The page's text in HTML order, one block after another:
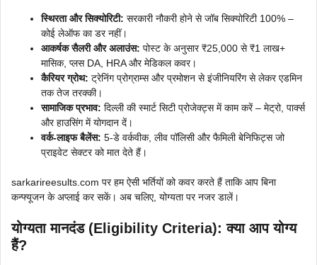
स्थिरता और सिक्योरिटी: सरकारी नौकरी होने से जॉब सिक्योरिटी 100% –
कोई लेऑफ का डर नहीं।
आकर्षक सैलरी और अलाउंस: पोस्ट के अनुसार ₹25,000 से ₹1 लाख+
मासिक, प्लस DA, HRA और मेडिकल कवर।
कैरियर ग्रोथ: ट्रेनिंग प्रोग्राम्स और प्रमोशन से इंजीनियरिंग से लेकर एडमिन
तक तेज तरक्की।
सामाजिक प्रभाव: दिल्ली की स्मार्ट सिटी प्रोजेक्ट्स में काम करें – मेट्रो, पार्क्स
और हाउसिंग में योगदान दें।
वर्क-लाइफ बैलेंस: 5-डे वर्कवीक, लीव पॉलिसी और फैमिली बेनिफिट्स जो
प्राइवेट सेक्टर को मात देते हैं।
sarkarireesults.com पर हम ऐसी भर्तियों को कवर करते हैं ताकि आप बिना
कन्फ्यूजन के अप्लाई कर सकें। अब चलिए, योग्यता पर नजर डालें।
योग्यता मानदंड (Eligibility Criteria): क्या आप योग्य
हैं?